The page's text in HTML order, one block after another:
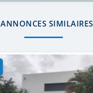
ANNONCES SIMILAIRES